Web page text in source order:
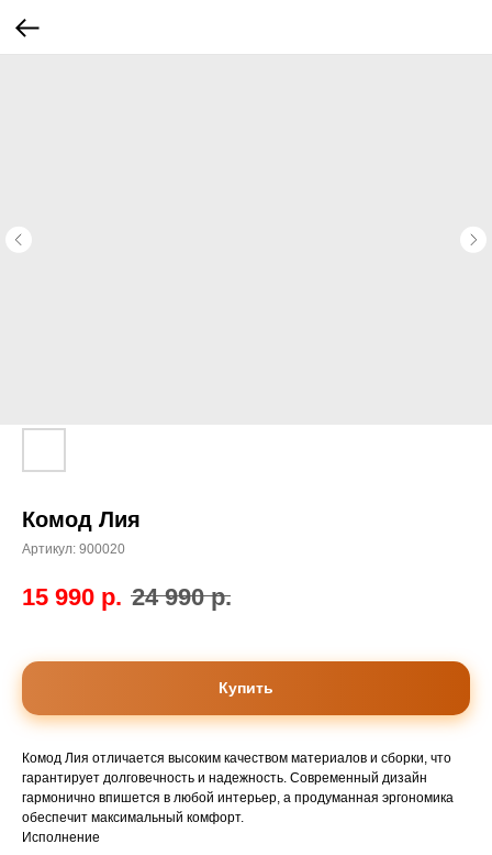
Комод Лия
Артикул: 900020
15 990 р. 24 990 р.
Купить
Комод Лия отличается высоким качеством материалов и сборки, что
гарантирует долговечность и надежность. Современный дизайн
гармонично впишется в любой интерьер, а продуманная эргономика
обеспечит максимальный комфорт.
Исполнение